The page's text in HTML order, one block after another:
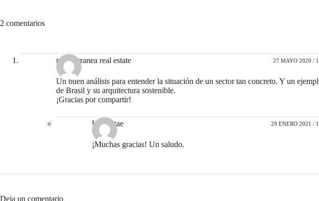
2 comentarios
mediterranea real estate 27 MAYO 2020 /
Un buen análisis para entender la situación de un sector tan concreto. Y un
de Brasil y su arquitectura sostenible.
¡Gracias por compartir!
Urbanitae 29 ENERO 2021 /
¡Muchas gracias! Un saludo.
Deja un comentario